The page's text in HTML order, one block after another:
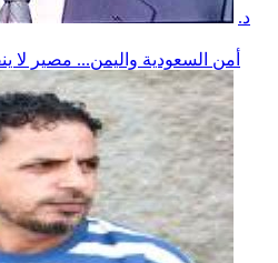
د.
أمن السعودية واليمن... مصير